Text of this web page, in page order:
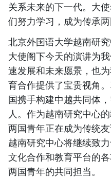
关系未来的下一代。大
们努力学习，成为传承
北京外国语大学越南研
大使阁下今天的演讲为
速发展和未来愿景，也
育合作提供了宝贵视角
国携手构建中越共同体
人。作为越南研究中心
两国青年正在成为传统
越南研究中心将继续致
文化合作和教育平台的
两国青年的共同担当。